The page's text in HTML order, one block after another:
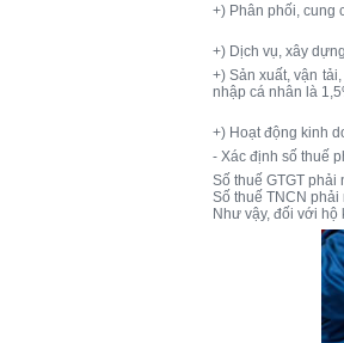
+) Phân phối, cung
+) Dịch vụ, xây
+) Sản xuất, vận
nhập cá nhân là
+) Hoạt động kinh
- Xác định số thuế
Số thuế GTGT
Số thuế TNCN
Như vậy, đối với hộ